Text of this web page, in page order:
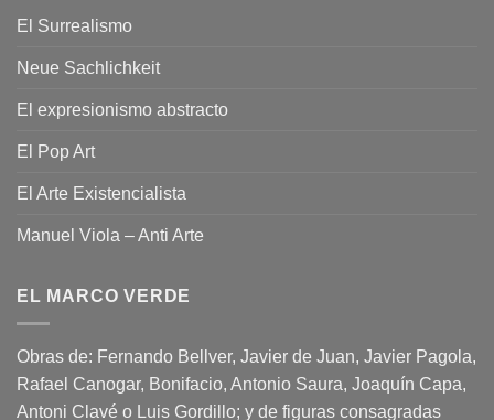
El Surrealismo
Neue Sachlichkeit
El expresionismo abstracto
El Pop Art
El Arte Existencialista
Manuel Viola – Anti Arte
EL MARCO VERDE
Obras de: Fernando Bellver, Javier de Juan, Javier Pagola,
Rafael Canogar, Bonifacio, Antonio Saura, Joaquín Capa,
Antoni Clavé o Luis Gordillo; y de figuras consagradas